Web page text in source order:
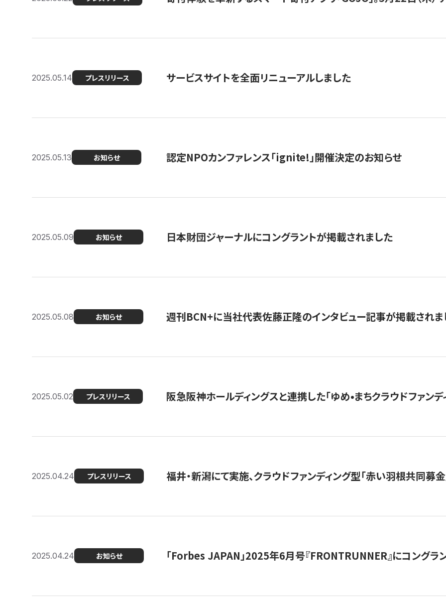
2025.05.14 プレスリリース サービスサイトを全面リニューアルしました
2025.05.13 お知らせ 認定NPOカンファレンス「ignite!」開催決定のお知らせ
2025.05.09 お知らせ 日本財団ジャーナルにコングラントが掲載されました
2025.05.08 お知らせ 週刊BCN+に当社代表佐藤正隆のインタビュー記事が掲載されま
2025.05.02 プレスリリース 阪急阪神ホールディングスと連携した「ゆめ•まちクラウドファン
2025.04.24 プレスリリース 福井・新潟にて実施、クラウドファンディング型「赤い羽根共同
2025.04.24 お知らせ 「Forbes JAPAN」2025年6月号『FRONTRUNNER』にコングラ